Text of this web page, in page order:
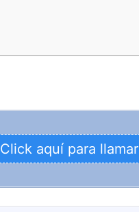
Click aquí para llamar